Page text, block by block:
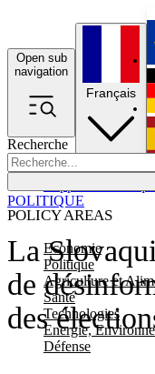
Open sub
navigation
Recherche
POLICY AREAS
Economie
Politique
Agriculture et
Santé
Technologies
Energie,
Défense
Français
La
de
des
POLITIQUE